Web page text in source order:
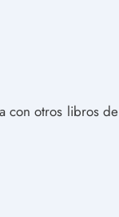
con otros libros de